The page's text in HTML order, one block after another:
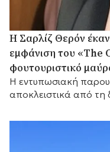
Η Σαρλίζ Θερόν
εμφάνιση του «The
φουτουριστικό
Η εντυπωσιακή
αποκλειστικά από τη